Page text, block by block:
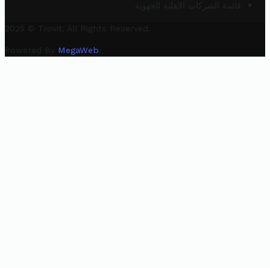
قائمة الشركات الأهلية الجهوية
2025 © Trovit. All Rights Reserved.
Powered By MegaWeb